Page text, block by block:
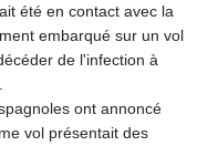
été en contact avec la
embarqué sur un vol
de l'infection à
ont annoncé
vol présentait des